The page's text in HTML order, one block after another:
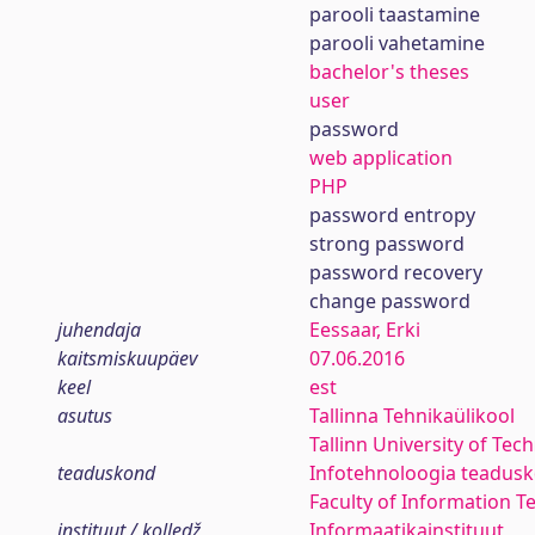
parooli taastamine
parooli vahetamine
bachelor's theses
user
password
web application
PHP
password entropy
strong password
password recovery
change password
juhendaja
Eessaar, Erki
kaitsmiskuupäev
07.06.2016
keel
est
asutus
Tallinna Tehnikaülikool
Tallinn University of
teaduskond
Infotehnoloogia
Faculty of Information